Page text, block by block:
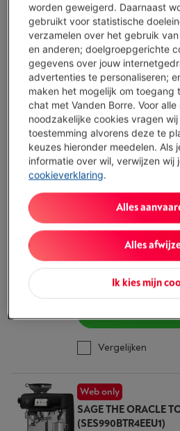
SAGE NESPRESSO
STEEL
Type:
Druk: 19 bar
Instelbaar
Morgen geleverd-
€ 729,00
Vergelijken
SAGE THE BARISTA
Type: Klassieke
Druk: 15 bar
€ 729,00
Vergelijken
Web only
SAGE THE ORACLE
(SES990BTR4EEU1)
worden geweigerd. Daarnaast
gebruikt voor statistische
verzamelen over het gebruik
en anderen; doelgroepgerichte
gegevens over jouw
advertenties te personaliseren;
maken het mogelijk om toegang
chat met Vanden Borre. Voor
noodzakelijke cookies vragen
toestemming alvorens deze te
keuzes hieronder meedelen. Als
informatie over wil, verwijzen wij
cookieverklaring.
Ik kies mijn
Alles
Alles